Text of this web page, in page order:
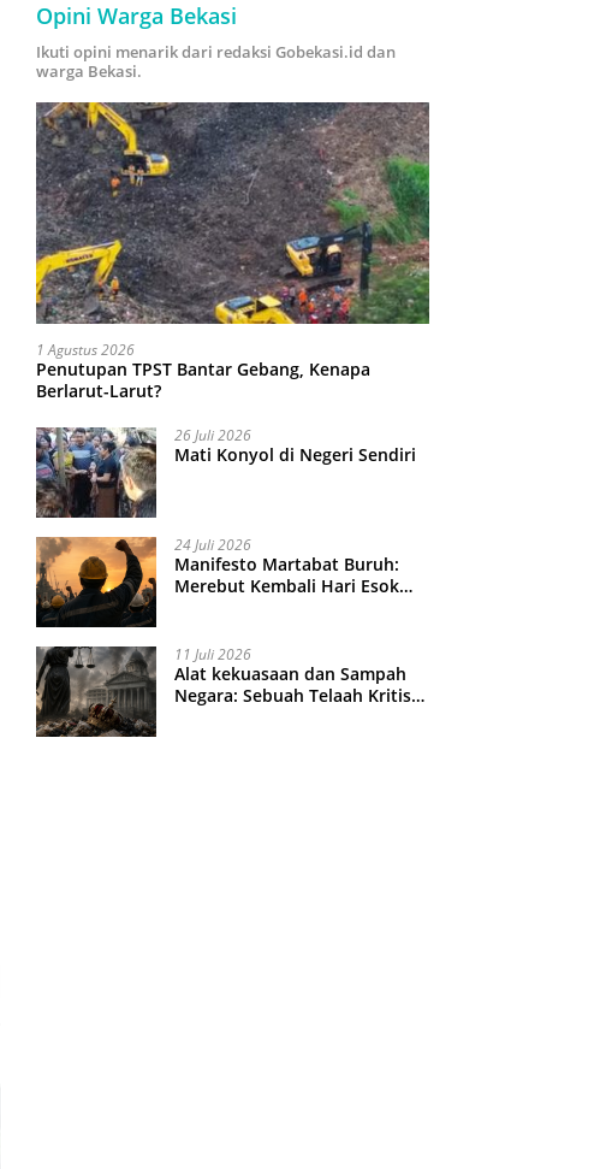
Opini Warga Bekasi
Ikuti opini menarik dari redaksi Gobekasi.id dan
warga Bekasi.
1 Agustus 2026
Penutupan TPST Bantar Gebang, Kenapa
Berlarut-Larut?
26 Juli 2026
Mati Konyol di Negeri Sendiri
24 Juli 2026
Manifesto Martabat Buruh:
Merebut Kembali Hari Esok
11 Juli 2026
Alat kekuasaan dan Sampah
Negara: Sebuah Telaah Kritis